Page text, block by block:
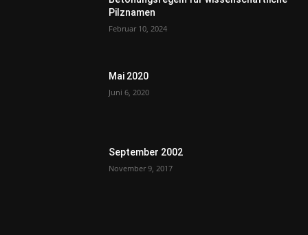
Pilznamen
Februar 10, 2024
Mai 2020
Juni 6, 2020
September 2002
November 9, 2017